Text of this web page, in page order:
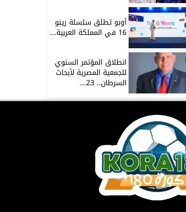
أوبو تطلق سلسلة رينو
16 في المملكة العربية...
انطلاق المؤتمر السنوي
للجمعية المصرية لأبحاث
السرطان.. 23...